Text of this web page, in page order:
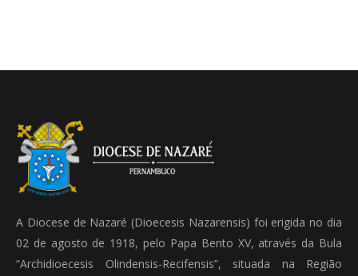
A Diocese de Nazaré (Dioecesis Nazarensis) foi erigida no dia
02 de agosto de 1918, pelo Papa Bento XV, através da Bula
“Archidioecesis Olindensis-Recifensis”, situada na Região